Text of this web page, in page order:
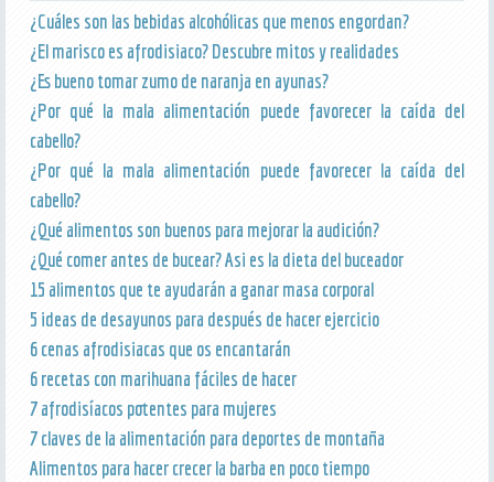
¿Cuáles son las bebidas alcohólicas que menos engordan?
¿El marisco es afrodisiaco? Descubre mitos y realidades
¿Es bueno tomar zumo de naranja en ayunas?
¿Por qué la mala alimentación puede favorecer la caída del
cabello?
¿Por qué la mala alimentación puede favorecer la caída del
cabello?
¿Qué alimentos son buenos para mejorar la audición?
¿Qué comer antes de bucear? Asi es la dieta del buceador
15 alimentos que te ayudarán a ganar masa corporal
5 ideas de desayunos para después de hacer ejercicio
6 cenas afrodisiacas que os encantarán
6 recetas con marihuana fáciles de hacer
7 afrodisíacos potentes para mujeres
7 claves de la alimentación para deportes de montaña
Alimentos para hacer crecer la barba en poco tiempo